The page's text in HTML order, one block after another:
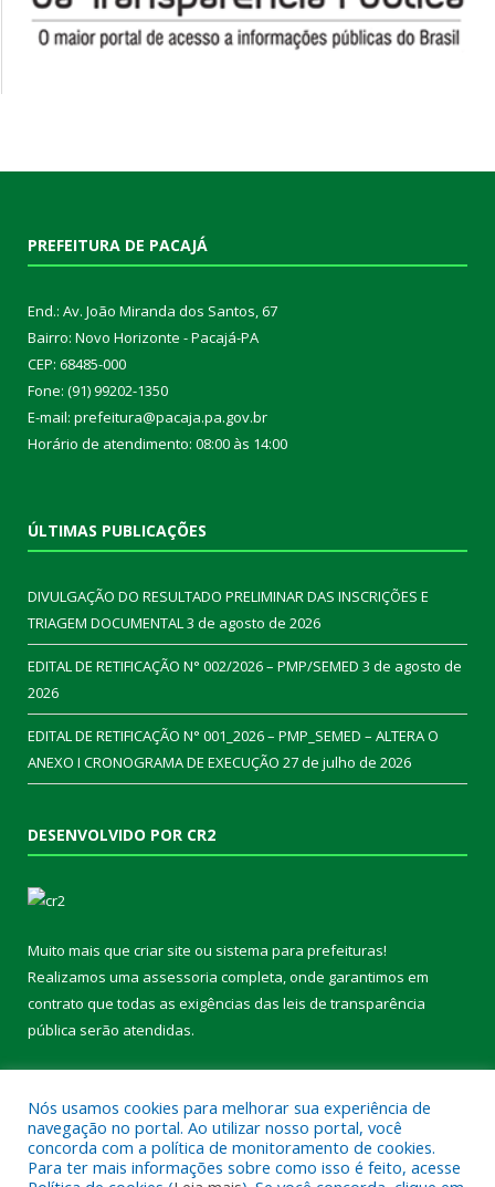
PREFEITURA DE PACAJÁ
End.: Av. João Miranda dos Santos, 67
Bairro: Novo Horizonte - Pacajá-PA
CEP: 68485-000
Fone: (91) 99202-1350
E-mail: prefeitura@pacaja.pa.gov.br
Horário de atendimento: 08:00 às 14:00
ÚLTIMAS PUBLICAÇÕES
DIVULGAÇÃO DO RESULTADO PRELIMINAR DAS INSCRIÇÕES E
TRIAGEM DOCUMENTAL3 de agosto de 2026
EDITAL DE RETIFICAÇÃO N° 002/2026 – PMP/SEMED 3 de agosto de
2026
EDITAL DE RETIFICAÇÃO N° 001_2026 – PMP_SEMED – ALTERA O
ANEXO I CRONOGRAMA DE EXECUÇÃO 27 de julho de 2026
DESENVOLVIDO POR CR2
Muito mais que criar site ou sistema para prefeituras!
Realizamos uma assessoria completa, onde garantimos em
contrato que todas as exigências das leis de transparência
pública serão atendidas.
Nós usamos cookies para melhorar sua experiência de
navegação no portal. Ao utilizar nosso portal, você
concorda com a política de monitoramento de cookies.
Para ter mais informações sobre como isso é feito, acesse